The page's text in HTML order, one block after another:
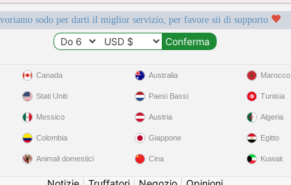
sodo per darti il miglior servizio, per favore sii di supporto
Canada
Stati Uniti
Messico
Colombia
Animali domestici
Australia
Paesi Bassi
Austria
Giappone
Cina
Marocco
Tunisia
Algeria
Egitto
Kuwait